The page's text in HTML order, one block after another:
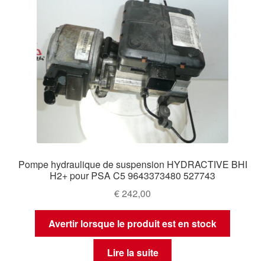
Pompe hydraulique de suspension HYDRACTIVE BHI
H2+ pour PSA C5 9643373480 527743
€242,00
Avertir lorsque le produit est en stock
Lire la suite